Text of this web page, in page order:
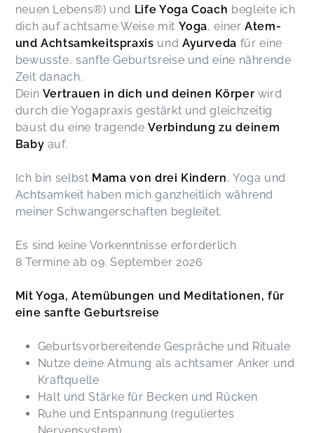
neuen Lebens®) und Life Yoga Coach begleite ich
dich auf achtsame Weise mit Yoga, einerAtem-
und Achtsamkeitspraxis und Ayurveda für eine
bewusste, sanfte Geburtsreise und eine nährende
Zeit danach.
Dein Vertrauen in dich und deinen Körper wird
durch die Yogapraxis gestärkt und gleichzeitig
baust du eine tragendeVerbindung zu deinem
Baby auf.
Ich bin selbst Mama von drei Kindern, Yoga und
Achtsamkeit haben mich ganzheitlich während
meiner Schwangerschaften begleitet.
Es sind keine Vorkenntnisse erforderlich
8 Termine ab 09. September 2026
Mit Yoga, Atemübungen und Meditationen, für
eine sanfte Geburtsreise
Geburtsvorbereitende Gespräche und Rituale
Nutze deine Atmung als achtsamer Anker und
Kraftquelle
Halt und Stärke für Becken und Rücken
Ruhe und Entspannung (reguliertes
Nervensystem)